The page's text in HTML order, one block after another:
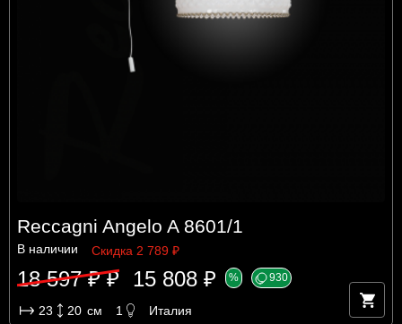
Reccagni Angelo A 8601/1
В наличии Скидка 2 789 ₽
18 597 ₽ ₽ 15 808 ₽ % 930
23 20 см 1 Италия